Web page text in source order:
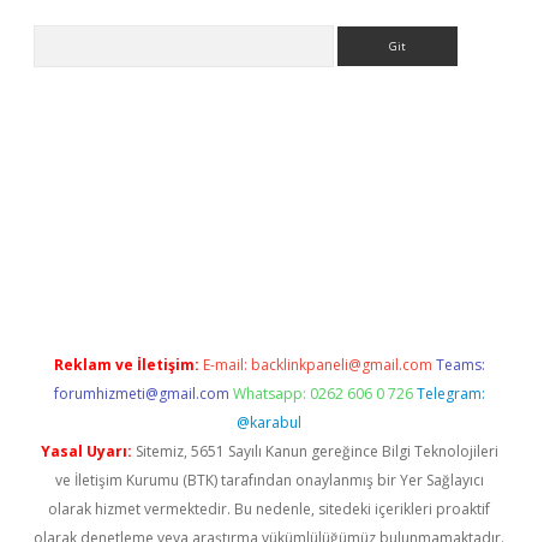
Reklam ve İletişim: E-mail: backlinkpaneli@gmail.com Teams:
forumhizmeti@gmail.com Whatsapp: 0262 606 0 726 Telegram:
@karabul
Yasal Uyarı: Sitemiz, 5651 Sayılı Kanun gereğince Bilgi Teknolojileri
ve İletişim Kurumu (BTK) tarafından onaylanmış bir Yer Sağlayıcı
olarak hizmet vermektedir. Bu nedenle, sitedeki içerikleri proaktif
olarak denetleme veya araştırma yükümlülüğümüz bulunmamaktadır.